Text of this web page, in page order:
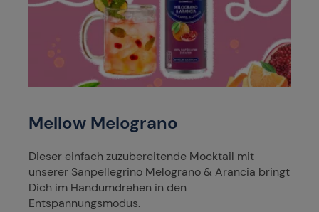
Mellow Melograno
Dieser einfach zuzubereitende Mocktail mit
unserer Sanpellegrino Melograno & Arancia bringt
Dich im Handumdrehen in den
Entspannungsmodus.